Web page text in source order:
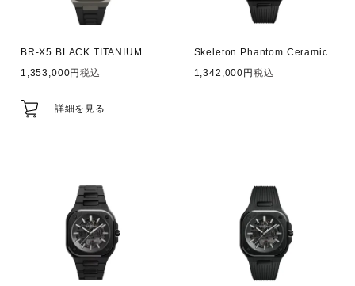
BR-X5 BLACK TITANIUM
1,353,000
税込
詳細を見る
Skeleton Phantom Ceramic
1,342,000
税込